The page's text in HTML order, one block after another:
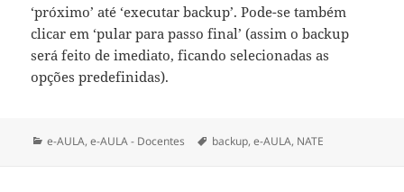
‘próximo’ até ‘executar backup’. Pode-se também
clicar em ‘pular para passo final’ (assim o backup
será feito de imediato, ficando selecionadas as
opções predefinidas).
Categorias
e-AULA,e-AULA - Docentes Tags
backup,e-AULA, NATE